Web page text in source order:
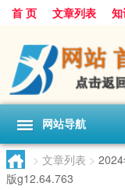
首 页 文章列表
网站导航
> 文章列表 >
版g12.64.763